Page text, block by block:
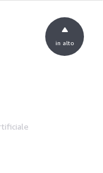
in alto